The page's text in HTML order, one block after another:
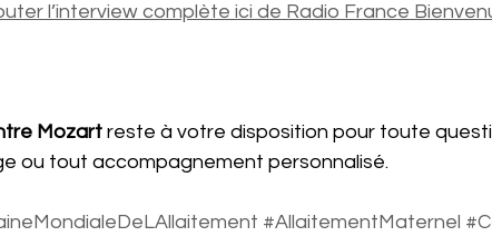
l’interview complète ici de Radio France
Mozart reste à votre disposition pour toute
ou tout accompagnement personnalisé.
#AllaitementMaternel